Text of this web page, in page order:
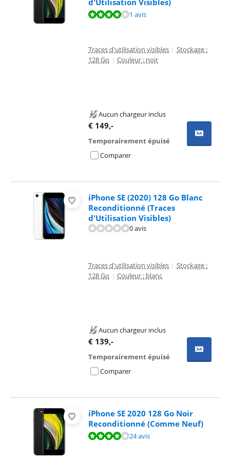
d'Utilisation Visibles)
La note est de 7,7 sur 10, basée sur 1 avis.1 avis
Traces d'utilisation visibles | Stockage :
128 Go | Couleur : noir
Aucun chargeur inclus
€ 149,-
Temporairement épuisé
Comparer
iPhone SE (2020) 128 Go Blanc
Reconditionné (Traces
d'Utilisation Visibles)
0 avis
Traces d'utilisation visibles | Stockage :
128 Go | Couleur : blanc
Aucun chargeur inclus
€ 139,-
Temporairement épuisé
Comparer
iPhone SE 2020 128 Go Noir
Reconditionné (Comme Neuf)
La note est de 8,4 sur 10, basée sur 24 avis.24 avis